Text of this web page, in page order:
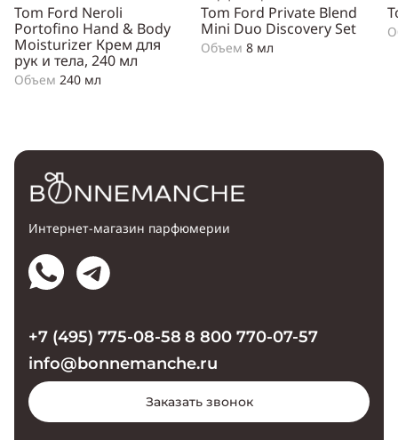
Tom Ford Neroli
Portofino Hand & Body
Moisturizer Крем для
рук и тела, 240 мл
Объем 240 мл
Tom Ford Private Blend
Mini Duo Discovery Set
Объем 8 мл
Интернет-магазин парфюмерии
+7 (495) 775-08-58 8 800 770-07-57
info@bonnemanche.ru
Заказать звонок